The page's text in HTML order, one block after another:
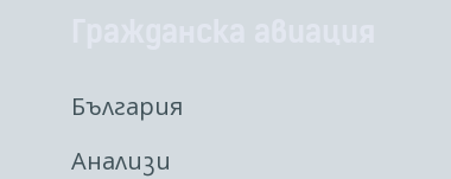
България
Анализи